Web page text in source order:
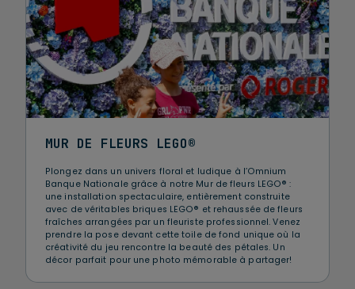
MUR DE FLEURS LEGO®
Plongez dans un univers floral et ludique à l’Omnium
Banque Nationale grâce à notre Mur de fleurs LEGO® :
une installation spectaculaire, entièrement construite
avec de véritables briques LEGO® et rehaussée de fleurs
fraîches arrangées par un fleuriste professionnel. Venez
prendre la pose devant cette toile de fond unique où la
créativité du jeu rencontre la beauté des pétales. Un
décor parfait pour une photo mémorable à partager!